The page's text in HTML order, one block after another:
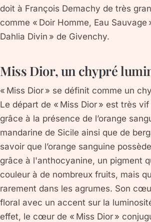
doit à François Demachy de très
comme « Doir Homme, Eau Sauvage
Dahlia Divin » de Givenchy.
Miss Dior, un chypré
« Miss Dior » se définit comme un
Le départ de « Miss Dior » est très
grâce à la présence de l’orange
mandarine de Sicile ainsi que de
savoir que l’orange sanguine
grâce à l'anthocyanine, un pigment
couleur à de nombreux fruits, mais
rarement dans les agrumes. Son
floral avec un accent sur la
effet, le cœur de « Miss Dior »